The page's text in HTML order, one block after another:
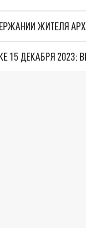
ЖИТЕЛЯ
15 ДЕКАБРЯ 2023: